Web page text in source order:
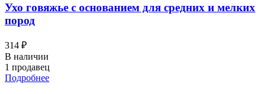
Ухо говяжье с основанием для средних и мелких
пород
314 ₽
В наличии
1 продавец
Подробнее